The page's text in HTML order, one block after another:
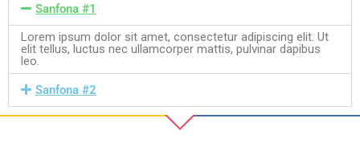
Sanfona #1
Lorem ipsum dolor sit amet, consectetur adipiscing elit. Ut
elit tellus, luctus nec ullamcorper mattis, pulvinar dapibus
leo.
Sanfona #2